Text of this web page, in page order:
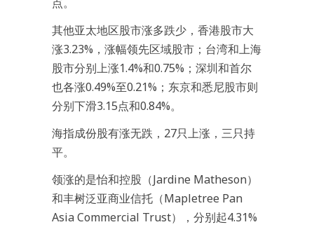
其他亚太地区股市涨多跌少，香港股市大
涨3.23%，涨幅领先区域股市；台湾和上海
股市分别上涨1.4%和0.75%；深圳和首尔
也各涨0.49%至0.21%；东京和悉尼股市则
分别下滑3.15点和0.84%。
海指成份股有涨无跌，27只上涨，三只持
平。
领涨的是怡和控股（Jardine Matheson）
和丰树泛亚商业信托（Mapletree Pan
Asia Commercial Trust），分别起4.31%